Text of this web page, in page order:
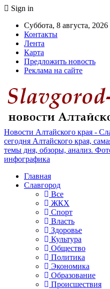
Sign in
Суббота, 8 августа, 2026
Контакты
Лента
Карта
Предложить новость
Реклама на сайте
Новости Алтайского края -
сегодня Алтайского края,
темы дня, обзоры, анализ.
инфографика
Главная
Славгород
Все
ЖКХ
Спорт
Власть
Здоровье
Культура
Общество
Политика
Экономика
Образование
Происшествия